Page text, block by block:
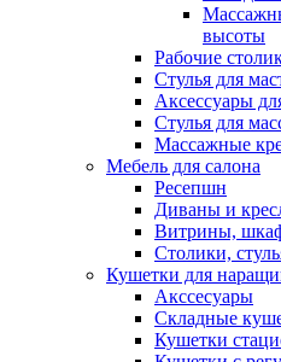
высоты
Рабочие
Стулья для
Аксессуары
Стулья для
Массажные
Мебель для салона
Ресепшн
Диваны и
Витрины,
Столики,
Кушетки для
Акссесуары
Складные
Кушетки